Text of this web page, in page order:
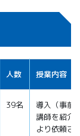
人数 授業内容
39名
導入（事前
講師を紹介
より依頼さ